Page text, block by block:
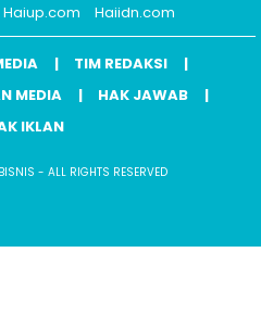
Haiup.com Haiidn.com
TIM REDAKSI
MEDIA
HAK JAWAB
IKLAN
- ALL RIGHTS RESERVED